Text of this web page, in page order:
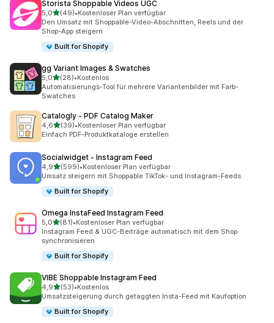
Storista Shoppable Videos UGC
5,0von 5 Sternen
(49)
49 Rezensionen insgesamt
•Kostenloser Plan verfügbar
Den Umsatz mit Shoppable-Video-Abschnitten, Reels und der
Shop-App steigern
Built for Shopify
gg Variant Images & Swatches
5,0von 5 Sternen
(28)
28 Rezensionen insgesamt
•Kostenlos
Automatisierungs-Tool für mehrere Variantenbilder mit Farb-
Swatches
Catalogly ‑ PDF Catalog Maker
4,6von 5 Sternen
(39)
39 Rezensionen insgesamt
•Kostenloser Plan verfügbar
Einfach PDF-Produktkataloge erstellen
Socialwidget ‑ Instagram Feed
4,9von 5 Sternen
(599)
599 Rezensionen insgesamt
•Kostenloser Plan verfügbar
Umsatz steigern mit Shoppable TikTok- und Instagram-Feeds
Built for Shopify
Omega InstaFeed Instagram Feed
5,0von 5 Sternen
(81)
81 Rezensionen insgesamt
•Kostenloser Plan verfügbar
Instagram Feed & UGC-Beiträge automatisch mit dem Shop
synchronisieren
Built for Shopify
VIBE Shoppable Instagram Feed
4,9von 5 Sternen
(53)
53 Rezensionen insgesamt
•Kostenlos
Umsatzsteigerung durch getaggten Insta-Feed mit Kaufoption
Built for Shopify